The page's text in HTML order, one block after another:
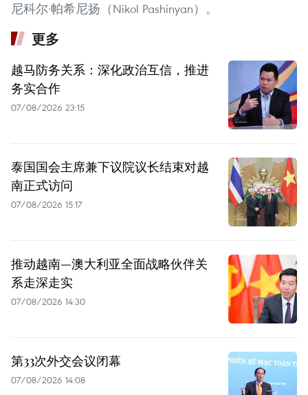
尼科尔·帕希尼扬（Nikol Pashinyan）。
更多
越马防务关系：深化政治互信，推进
务实合作
07/08/2026 23:15
泰国国会主席兼下议院议长结束对越
南正式访问
07/08/2026 15:17
推动越南—澳大利亚全面战略伙伴关
系走深走实
07/08/2026 14:30
第33次外交会议闭幕
07/08/2026 14:08